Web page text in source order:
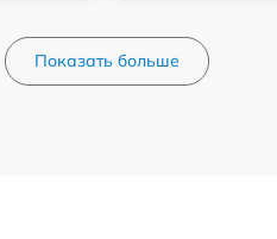
Показать больше